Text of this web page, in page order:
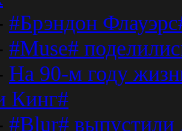
#Брэндон
#Muse#
На 90-м году
Кинг#
#Blur# выпустили